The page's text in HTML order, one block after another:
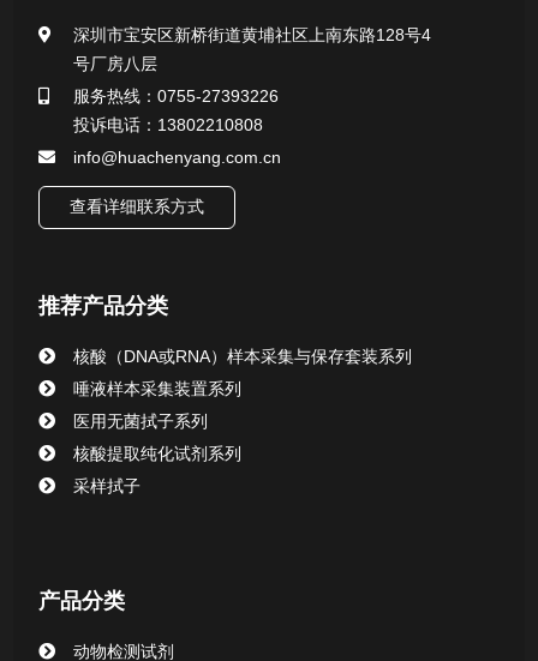
行业新闻
深圳市宝安区新桥街道黄埔社区上南东路128号4
号厂房八层
服务热线：0755-27393226
投诉电话：13802210808
info@huachenyang.com.cn
查看详细联系方式
推荐产品分类
核酸（DNA或RNA）样本采集与保存套装系列
唾液样本采集装置系列
医用无菌拭子系列
核酸提取纯化试剂系列
采样拭子
产品分类
动物检测试剂